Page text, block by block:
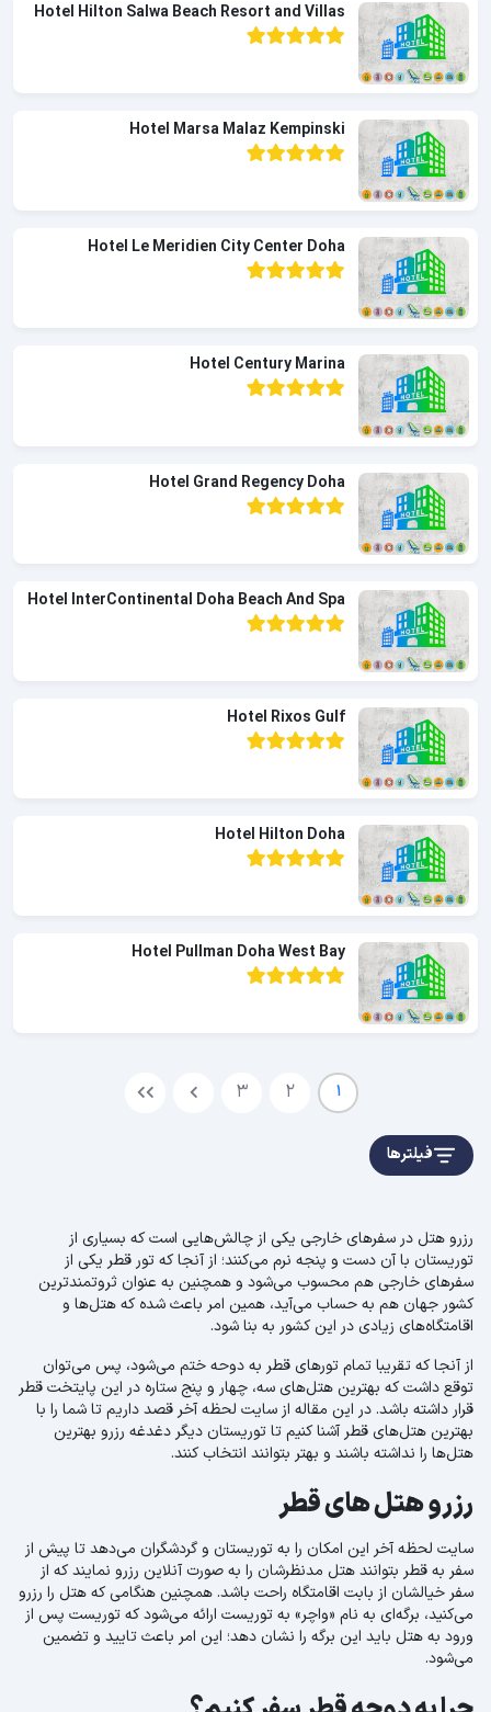
Hotel Hilton Salwa Beach Resort and Villas
Hotel Marsa Malaz Kempinski
Hotel Le Meridien City Center Doha
Hotel Century Marina
Hotel Grand Regency Doha
Hotel InterContinental Doha Beach And Spa
Hotel Rixos Gulf
Hotel Hilton Doha
Hotel Pullman Doha West Bay
1
2
3
فیلترها
رزرو هتل در سفرهای خارجی یکی از چالش‌هایی است که بسیاری از
توریستان با آن دست و پنجه نرم می‌کنند؛ از آنجا که تور قطر یکی از
سفرهای خارجی هم محسوب می‌شود و همچنین به عنوان ثروتمندترین
کشور جهان هم به حساب می‌آید، همین امر باعث شده که هتل‌ها و
اقامتگاه‌های زیادی در این کشور به بنا شود.
از آنجا که تقریبا تمام تورهای قطر به دوحه ختم می‌شود، پس می‌توان
توقع داشت که بهترین هتل‌های سه، چهار و پنج ستاره در این پایتخت قطر
قرار داشته باشد. در این مقاله از سایت لحظه آخر قصد داریم تا شما را با
بهترین هتل‌های قطر آشنا کنیم تا توریستان دیگر دغدغه رزرو بهترین
هتل‌ها را نداشته باشند و بهتر بتوانند انتخاب کنند.
رزرو هتل های قطر
سایت لحظه آخر این امکان را به توریستان و گردشگران می‌دهد تا پیش از
سفر به قطر بتوانند هتل مدنظرشان را به صورت آنلاین رزرو نمایند که از
سفر خیالشان از بابت اقامتگاه راحت باشد. همچنین هنگامی که هتل را رزرو
می‌کنید، برگه‌ای به نام «واچر» به توریست ارائه می‌شود که توریست پس از
ورود به هتل باید این برگه را نشان دهد؛ این امر باعث تایید و تضمین
می‌شود.